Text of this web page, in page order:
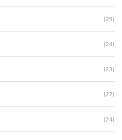
(25)
(24)
(23)
(27)
(24)